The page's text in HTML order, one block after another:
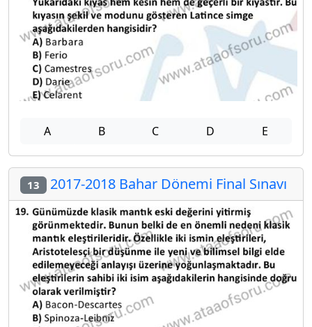
A B C D E
13 2017-2018 Bahar Dönemi Final Sınavı